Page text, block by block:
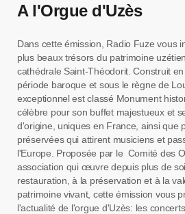
A l'Orgue d'Uzès
Dans cette émission, Radio Fuze vous
plus beaux trésors du patrimoine
cathédrale Saint-Théodorit. Construit
période baroque et sous le règne de
exceptionnel est classé Monument
célèbre pour son buffet majestueux et
d'origine, uniques en France, ainsi que
préservées qui attirent musiciens et
l'Europe. Proposée par le Comité des
association qui œuvre depuis plus de
restauration, à la préservation et à la
patrimoine vivant, cette émission vous
l'actualité de l'orgue d'Uzès: les